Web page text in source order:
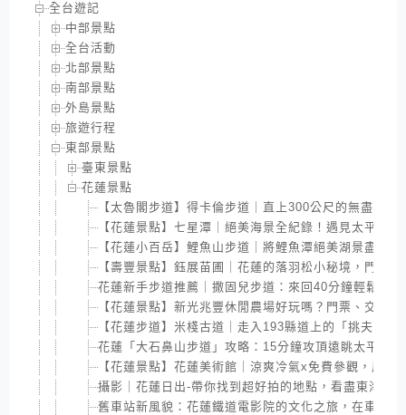
全台遊記
中部景點
全台活動
北部景點
南部景點
外島景點
旅遊行程
東部景點
臺東景點
花蓮景點
【太魯閣步道】得卡倫步道｜直上300公尺的無盡階梯
【花蓮景點】七星潭｜絕美海景全紀錄！遇見太平洋
【花蓮小百岳】鯉魚山步道｜將鯉魚潭絕美湖景盡收
【壽豐景點】鈺展苗圃｜花蓮的落羽松小秘境，門票
花蓮新手步道推薦｜撒固兒步道：來回40分鐘輕鬆包
【花蓮景點】新光兆豐休閒農場好玩嗎？門票、交通
【花蓮步道】米棧古道｜走入193縣道上的「挑夫之
花蓮「大石鼻山步道」攻略：15分鐘攻頂遠眺太平洋
【花蓮景點】花蓮美術館｜涼爽冷氣x免費參觀，展覽
攝影｜花蓮日出-帶你找到超好拍的地點，看盡東海岸
舊車站新風貌：花蓮鐵道電影院的文化之旅，在車站